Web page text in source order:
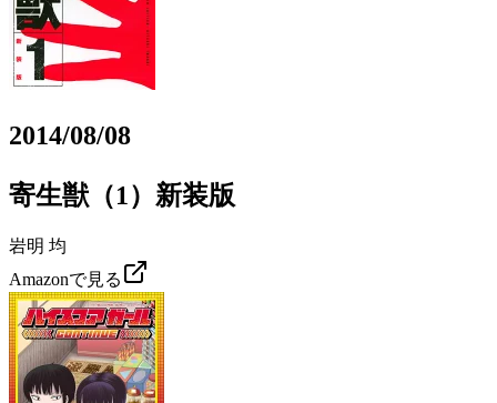
2014/08/08
寄生獣（1）新装版
岩明 均
Amazonで見る